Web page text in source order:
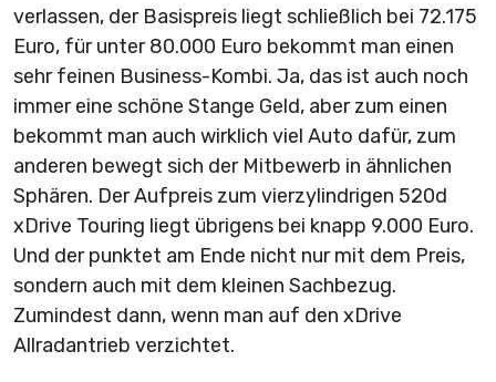
verlassen, der Basispreis liegt schließlich bei 72.175
Euro, für unter 80.000 Euro bekommt man einen
sehr feinen Business-Kombi. Ja, das ist auch noch
immer eine schöne Stange Geld, aber zum einen
bekommt man auch wirklich viel Auto dafür, zum
anderen bewegt sich der Mitbewerb in ähnlichen
Sphären. Der Aufpreis zum vierzylindrigen 520d
xDrive Touring liegt übrigens bei knapp 9.000 Euro.
Und der punktet am Ende nicht nur mit dem Preis,
sondern auch mit dem kleinen Sachbezug.
Zumindest dann, wenn man auf den xDrive
Allradantrieb verzichtet.